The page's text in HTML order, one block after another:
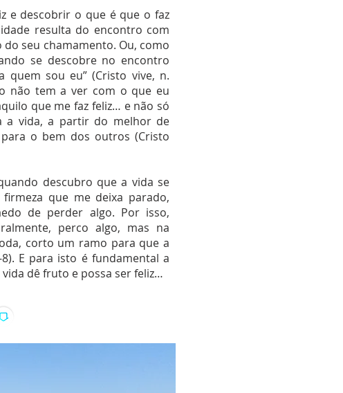
e descobrir o que é que o faz
resulta do encontro com
seu chamamento. Ou, como
se descobre no encontro
quem sou eu” (Cristo vive, n.
não tem a ver com o que eu
que me faz feliz… e não só
a vida, a partir do melhor de
o bem dos outros (Cristo
descubro que a vida se
que me deixa parado,
de perder algo. Por isso,
perco algo, mas na
corto um ramo para que a
E para isto é fundamental a
dê fruto e possa ser feliz…